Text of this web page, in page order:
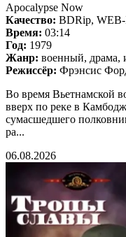
Apocalypse Now
Качество: BDRip,
Время: 03:14
Год: 1979
Жанр: военный, драма,
Режиссёр: Фрэнсис
Во время Вьетнамской
вверх по реке в
сумасшедшего
ра...
06.08.2026